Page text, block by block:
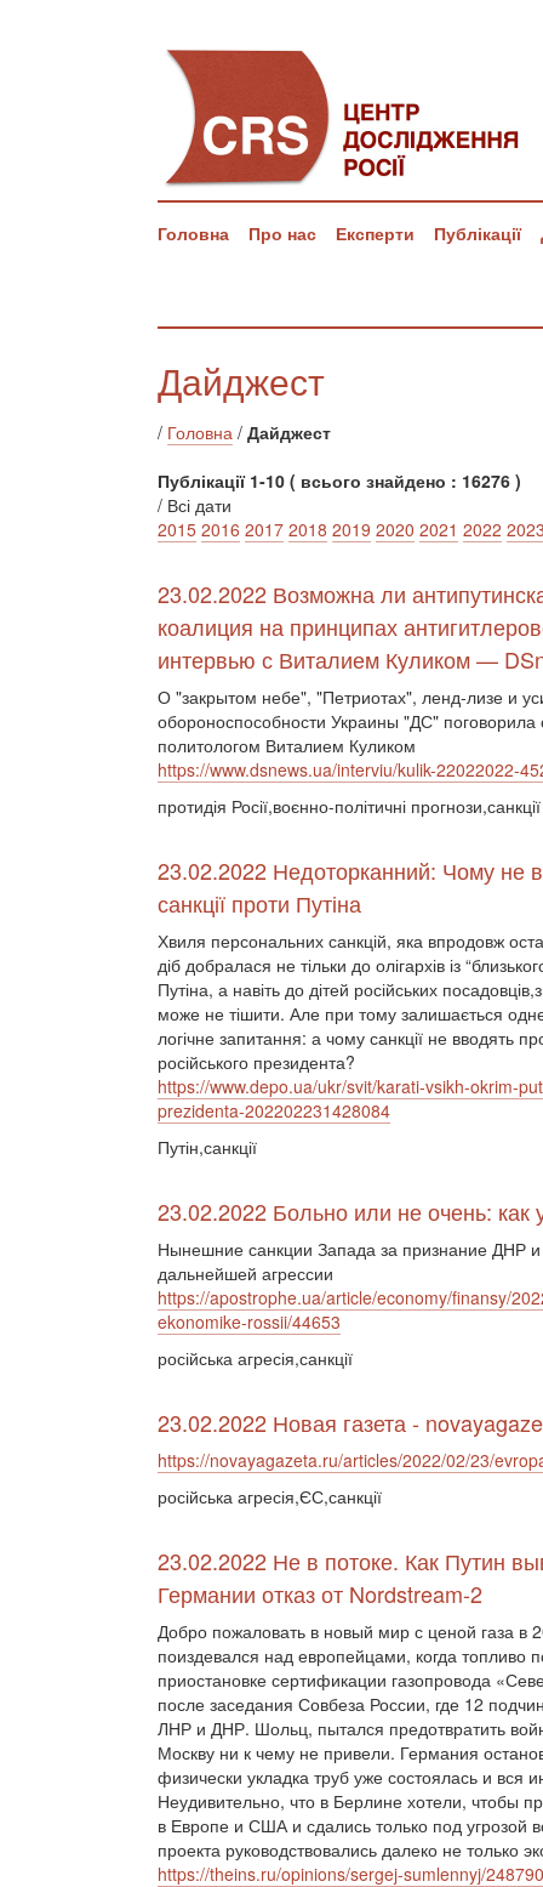
Головна Про нас Експерти Публікації
Дайджест
/ Головна / Дайджест
Публікації 1-10 ( всього знайдено : 16276 )
/ Всі дати
2015 2016 2017 2018 2019 2020 2021 2022
23.02.2022 Возможна ли
коалиция на принципах
интервью с Виталием Куликом —
О "закрытом небе", "Петриотах", ленд-лизе и
обороноспособности Украины "ДС" поговорила
политологом Виталием Куликом
https://www.dsnews.ua/interviu/kulik-22022022-
протидія Росії,воєнно-політичні прогнози,санкції
23.02.2022 Недоторканний: Чому не
санкції проти Путіна
Хвиля персональних санкцій, яка впродовж
діб добралася не тільки до олігархів із
Путіна, а навіть до дітей російських
може не тішити. Але при тому залишається
логічне запитання: а чому санкції не вводять
російського президента?
https://www.depo.ua/ukr/svit/karati-vsikh-okrim-
prezidenta-202202231428084
Путін,санкції
23.02.2022 Больно или не очень: как
Нынешние санкции Запада за признание ДНР
дальнейшей агрессии
https://apostrophe.ua/article/economy/finansy/
ekonomike-rossii/44653
російська агресія,санкції
23.02.2022 Новая газета -
https://novayagazeta.ru/articles/2022/02/23/
російська агресія,ЄС,санкції
23.02.2022 Не в потоке. Как Путин
Германии отказ от Nordstream-2
Добро пожаловать в новый мир с ценой газа в
поиздевался над европейцами, когда топливо
приостановке сертификации газопровода
после заседания Совбеза России, где 12
ЛНР и ДНР. Шольц, пытался предотвратить
Москву ни к чему не привели. Германия
физически укладка труб уже состоялась и
Неудивительно, что в Берлине хотели, чтобы
в Европе и США и сдались только под
проекта руководствовались далеко не только
https://theins.ru/opinions/sergej-sumlennyj/248790